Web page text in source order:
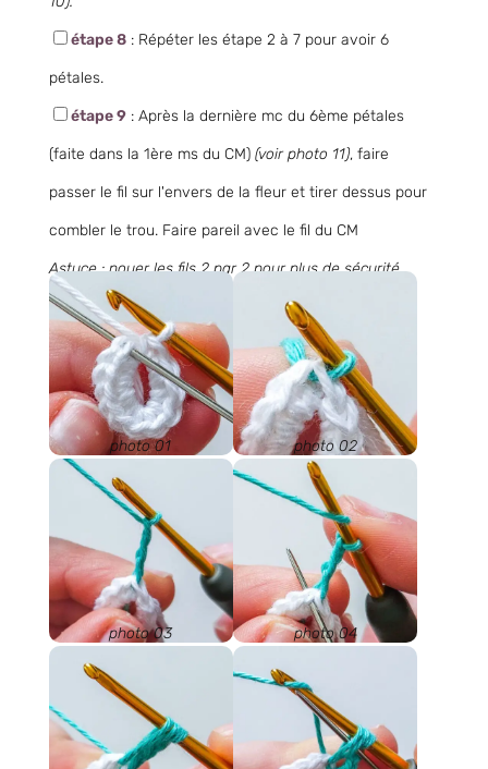
étape 8: Répéter les étape 2 à 7 pour avoir 6
pétales.
étape 9: Après la dernière mc du 6ème pétales
(faite dans la 1ère ms du CM) (voir photo 11), faire
passer le fil sur l'envers de la fleur et tirer dessus pour
combler le trou. Faire pareil avec le fil du CM
Astuce : nouer les fils 2 par 2 pour plus de sécurité
avant de couper l'excédant.
photo 01 photo 02
photo 03 photo 04